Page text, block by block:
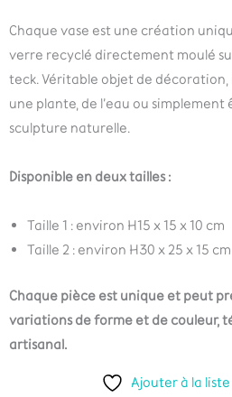
Chaque vase est une création
verre recyclé directement moulé
teck. Véritable objet de
une plante, de l’eau ou
sculpture naturelle.
Disponible en deux tailles :
Taille 1 : environ H15 x 15 x 10 cm
Taille 2 : environ H30 x 25 x 15 cm
Chaque pièce est unique et peut
variations de forme et de couleur,
artisanal.
Ajouter à la